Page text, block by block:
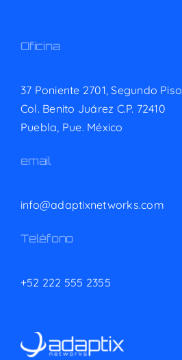
Oficina
37 Poniente 2701, Segundo Piso
Col. Benito Juárez C.P. 72410
Puebla, Pue. México
email
info@adaptixnetworks.com
Teléfono
+52 222 555 2355